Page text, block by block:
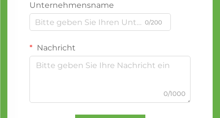
Unternehmensname
0/200
Nachricht
0/1000